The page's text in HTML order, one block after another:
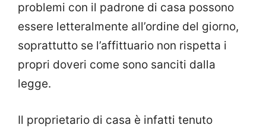
problemi con il padrone di casa possono
essere letteralmente all’ordine del giorno,
soprattutto se l’affittuario non rispetta i
propri doveri come sono sanciti dalla
legge.
Il proprietario di casa è infatti tenuto